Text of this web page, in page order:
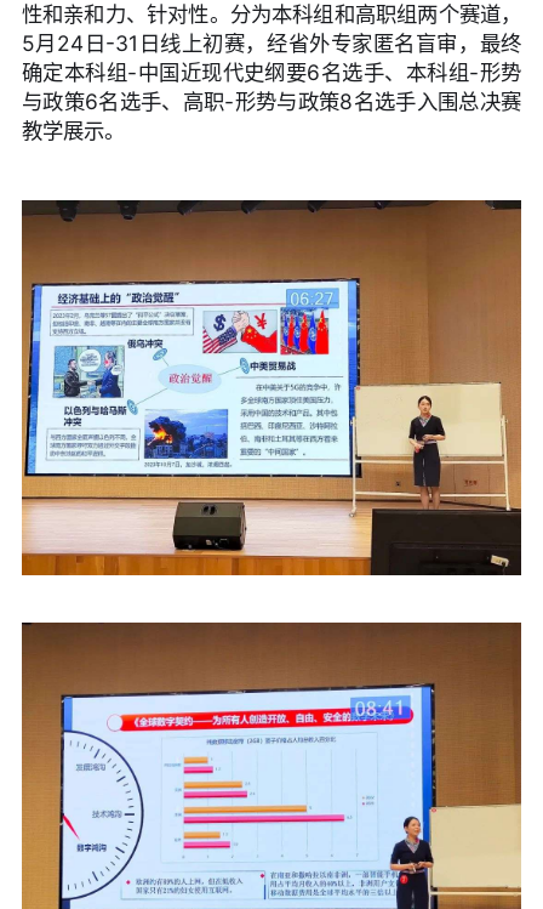
性和亲和力、针对性。分为本科组和高职组两个赛道，
5月24日-31日线上初赛，经省外专家匿名盲审，最终
确定本科组-中国近现代史纲要6名选手、本科组-形势
与政策6名选手、高职-形势与政策8名选手入围总决赛
教学展示。